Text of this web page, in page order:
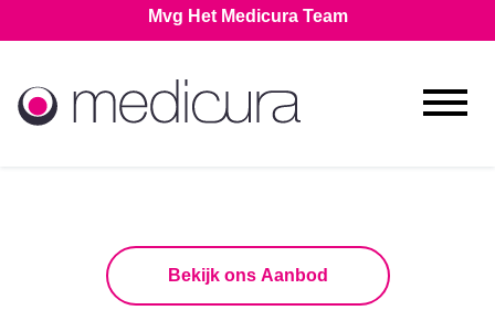
Mvg Het Medicura Team
Bekijk ons Aanbod